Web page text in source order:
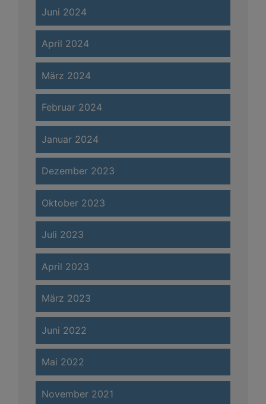
Juni 2024
April 2024
März 2024
Februar 2024
Januar 2024
Dezember 2023
Oktober 2023
Juli 2023
April 2023
März 2023
Juni 2022
Mai 2022
November 2021